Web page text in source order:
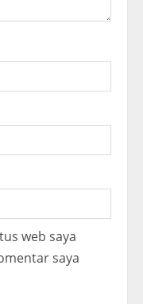
web saya
saya